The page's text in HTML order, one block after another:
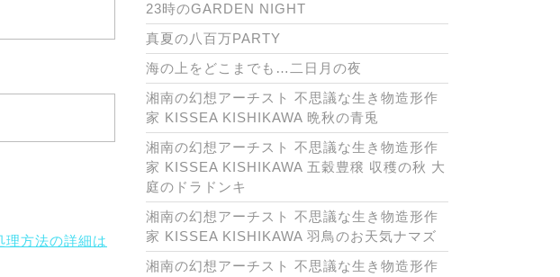
理方法の詳細は
23時のGARDEN NIGHT
真夏の八百万PARTY
海の上をどこまでも…二日月の夜
湘南の幻想アーチスト 不思議な生き物造形作
家 KISSEA KISHIKAWA 晩秋の青兎
湘南の幻想アーチスト 不思議な生き物造形作
家 KISSEA KISHIKAWA 五穀豊穣 収穫の秋 大
庭のドラドンキ
湘南の幻想アーチスト 不思議な生き物造形作
家 KISSEA KISHIKAWA 羽鳥のお天気ナマズ
湘南の幻想アーチスト 不思議な生き物造形作